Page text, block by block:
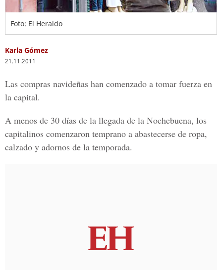
Foto: El Heraldo
Karla Gómez
21.11.2011
Las compras navideñas han comenzado a tomar fuerza en
la capital.
A menos de 30 días de la llegada de la Nochebuena, los
capitalinos comenzaron temprano a abastecerse de ropa,
calzado y adornos de la temporada.